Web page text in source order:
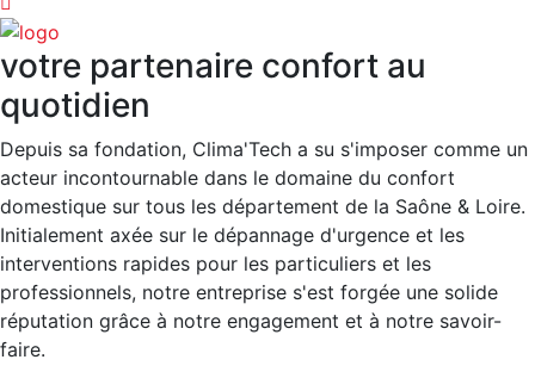
votre partenaire confort au
quotidien
Depuis sa fondation, Clima'Tech a su s'imposer comme un
acteur incontournable dans le domaine du confort
domestique sur tous les département de la Saône & Loire.
Initialement axée sur le dépannage d'urgence et les
interventions rapides pour les particuliers et les
professionnels, notre entreprise s'est forgée une solide
réputation grâce à notre engagement et à notre savoir-
faire.